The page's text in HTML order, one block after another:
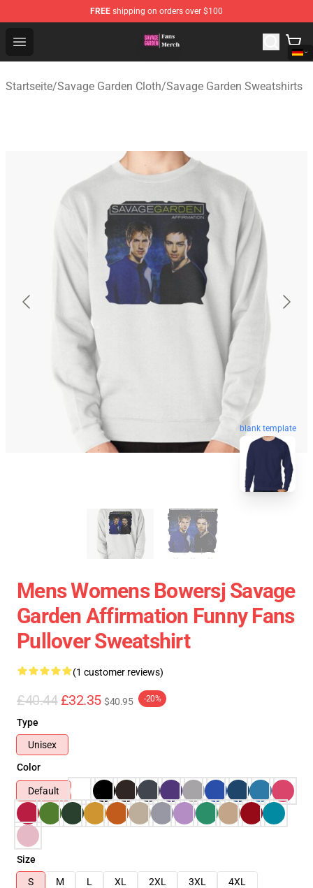
FREE shipping on orders over $100
Open menu
Savage Garden Store - Official Savage Garden
Startseite/Savage Garden Cloth/Savage Garden Sweatshirts
blank template
Mens Womens Bowersj Savage
Garden Affirmation Funny Fans
Pullover Sweatshirt
(1 customer reviews)
£40.44 £32.35 $40.95 -20%
Type
Unisex
Color
Default
Size
S
M L XL 2XL 3XL
4XL